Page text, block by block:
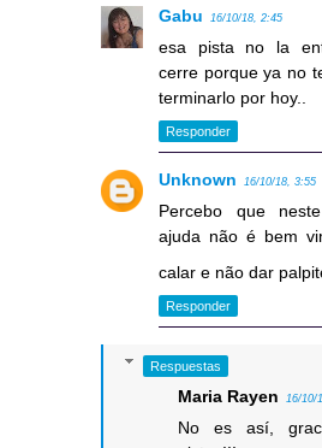
Gabu 16/10/18, 2:45
esa pista no la
cerre porque ya no
terminarlo por hoy..
Responder
Unknown 16/10/18, 3:55
Percebo que
ajuda não é bem
calar e não dar
Responder
Respuestas
Maria Rayen 16/10/
No es así,